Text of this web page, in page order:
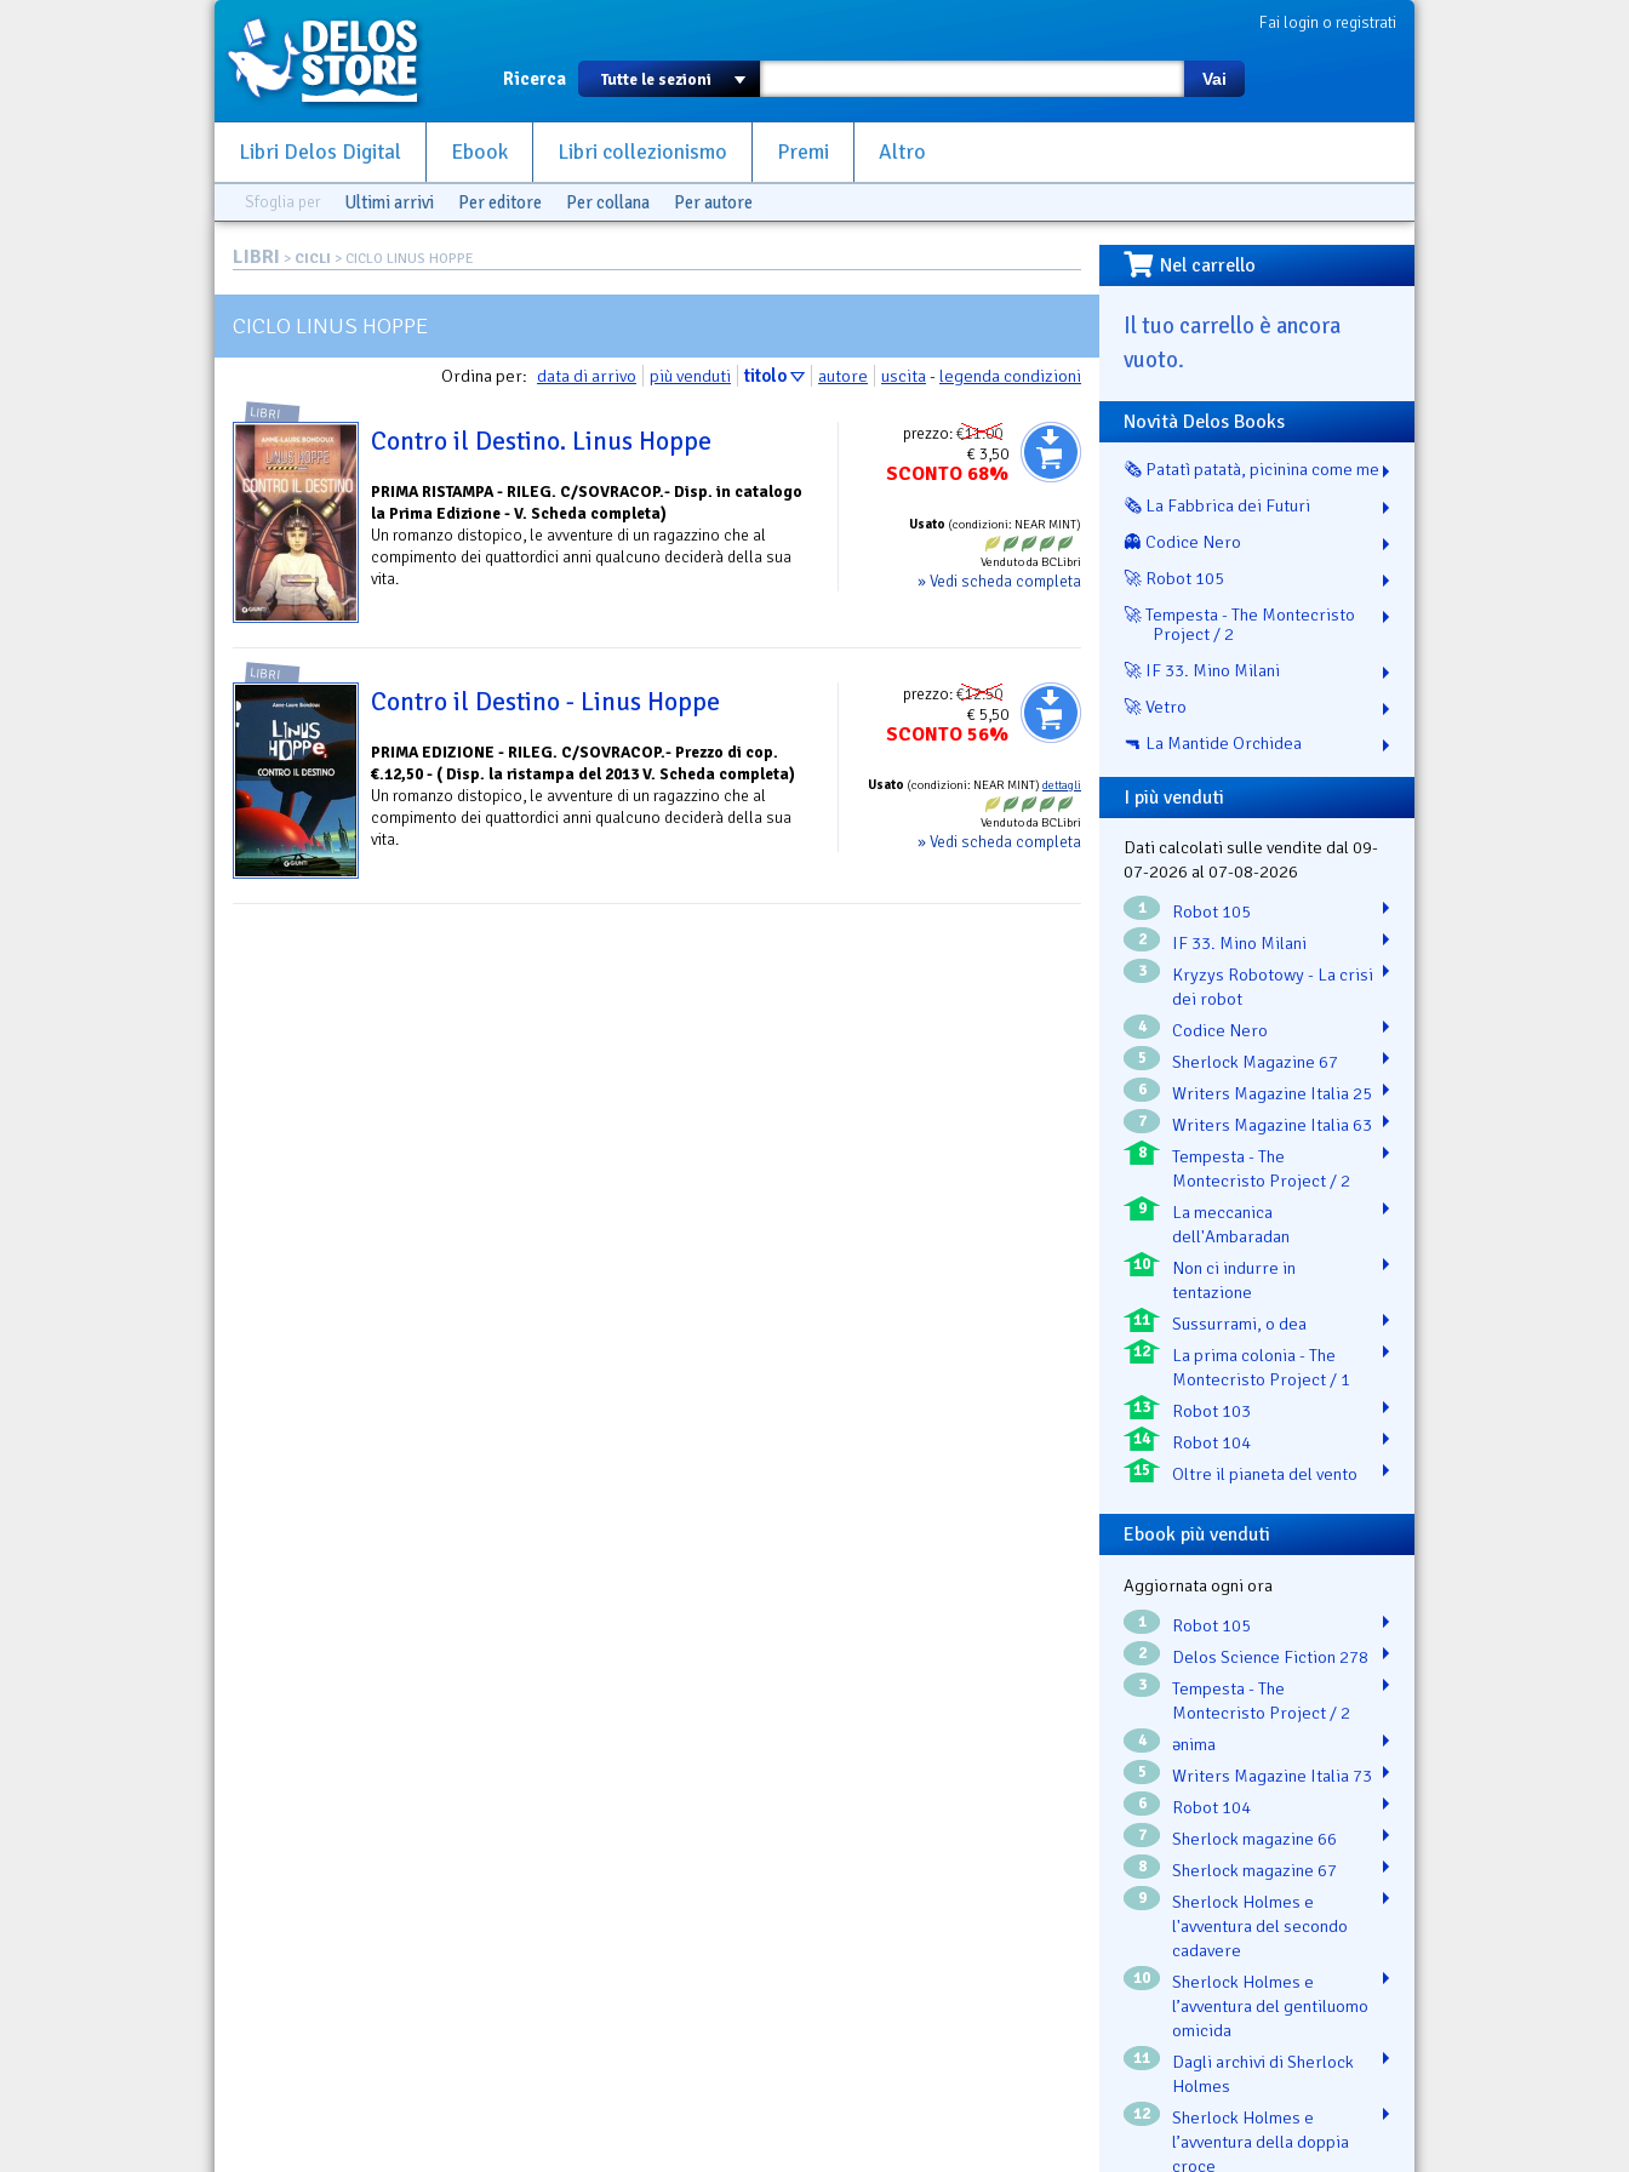
Fai login o registrati
Ricerca Vai
Libri Delos Digital Ebook Libri collezionismo Premi Altro
Sfoglia per Ultimi arrivi Per editore Per collana Per autore
LIBRI > CICLI > CICLO LINUS HOPPE
CICLO LINUS HOPPE
Ordina per: data di arrivo più venduti titolo autore uscita-legenda condizioni
prezzo:€11.00
€ 3,50
SCONTO 68%
Usato (condizioni: NEAR MINT)
Venduto da BCLibri
» Vedi scheda completa
LIBRI
Contro il Destino. Linus Hoppe
PRIMA RISTAMPA - RILEG. C/SOVRACOP.- Disp. in catalogo
la Prima Edizione - V. Scheda completa)
Un romanzo distopico, le avventure di un ragazzino che al
compimento dei quattordici anni qualcuno deciderà della sua
vita.
prezzo:€12.50
€ 5,50
SCONTO 56%
Usato (condizioni: NEAR MINT) dettagli
Venduto da BCLibri
» Vedi scheda completa
LIBRI
Contro il Destino - Linus Hoppe
PRIMA EDIZIONE - RILEG. C/SOVRACOP.- Prezzo di cop.
€.12,50 - ( Disp. la ristampa del 2013 V. Scheda completa)
Un romanzo distopico, le avventure di un ragazzino che al
compimento dei quattordici anni qualcuno deciderà della sua
vita.
Nel carrello
Il tuo carrello è ancora
vuoto.
Novità Delos Books
🗞️ Patatì patatà, picinina come me
🗞️ La Fabbrica dei Futuri
👻 Codice Nero
🚀 Robot 105
🚀 Tempesta - The Montecristo
Project / 2
🚀 IF 33. Mino Milani
🚀 Vetro
🔫 La Mantide Orchidea
I più venduti
Dati calcolati sulle vendite dal 09-
07-2026 al 07-08-2026
1 Robot 105
2 IF 33. Mino Milani
3
Kryzys Robotowy - La crisi
dei robot
4 Codice Nero
5 Sherlock Magazine 67
6 Writers Magazine Italia 25
7 Writers Magazine Italia 63
8
Tempesta - The
Montecristo Project / 2
9
La meccanica
dell'Ambaradan
10
Non ci indurre in
tentazione
11 Sussurrami, o dea
12
La prima colonia - The
Montecristo Project / 1
13 Robot 103
14 Robot 104
15 Oltre il pianeta del vento
Ebook più venduti
Aggiornata ogni ora
1 Robot 105
2 Delos Science Fiction 278
3
Tempesta - The
Montecristo Project / 2
4 ənima
5 Writers Magazine Italia 73
6 Robot 104
7 Sherlock magazine 66
8 Sherlock magazine 67
9
Sherlock Holmes e
l'avventura del secondo
cadavere
10
Sherlock Holmes e
l’avventura del gentiluomo
omicida
11
Dagli archivi di Sherlock
Holmes
12
Sherlock Holmes e
l’avventura della doppia
croce